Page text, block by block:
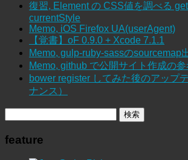
復習, Element の CSS値を調べる
currentStyle
Memo, iOS Firefox UA(userAgent)
【覚書】oF 0.9.0 + Xcode 7.1.1
Memo, gulp-ruby-sassのsourcemap
Memo, github で公開サイト作成の参
bower register してみた後のアップ
ナンス）
feature